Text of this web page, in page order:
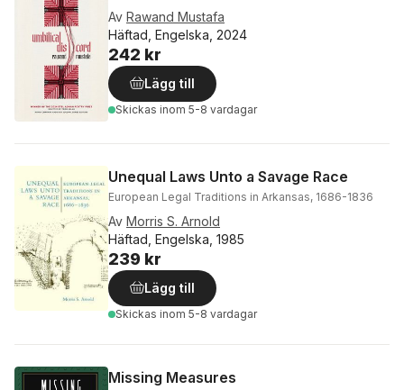
Av Rawand Mustafa
Häftad, Engelska, 2024
242 kr
Lägg till
Skickas inom 5-8 vardagar
Unequal Laws Unto a Savage Race
European Legal Traditions in Arkansas, 1686-1836
Av Morris S. Arnold
Häftad, Engelska, 1985
239 kr
Lägg till
Skickas inom 5-8 vardagar
Missing Measures